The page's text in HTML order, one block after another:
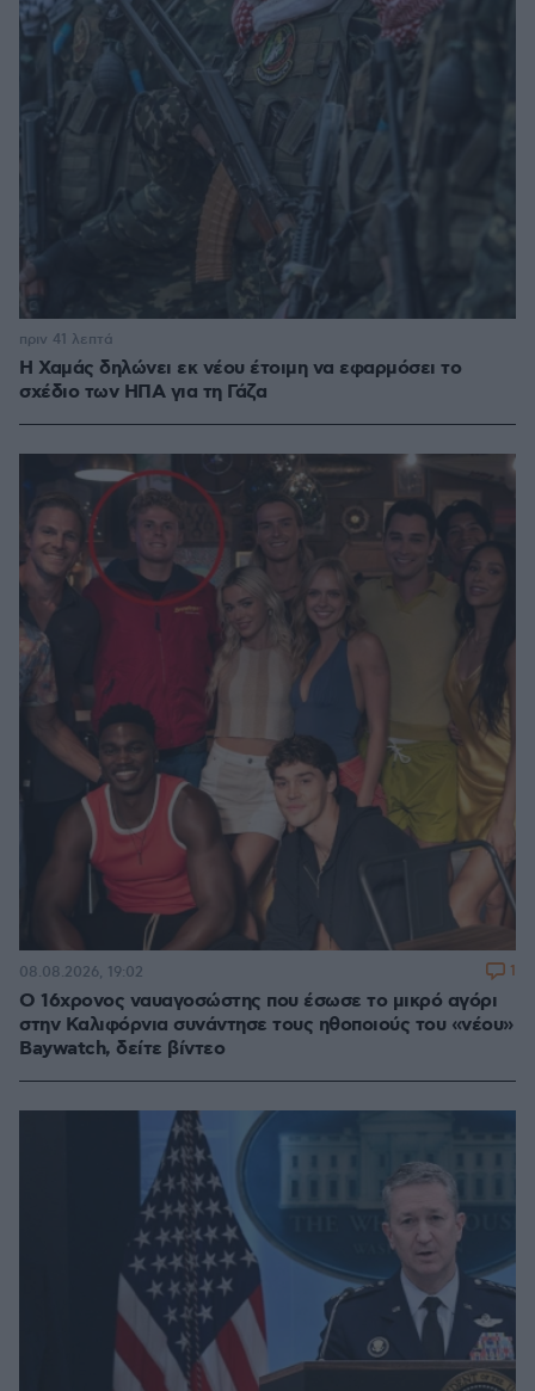
Η Χαμάς δηλώνει εκ νέου έτοιμη να εφαρμόσει το
σχέδιο των ΗΠΑ για τη Γάζα
πριν 41 λεπτά
Ο 16χρονος ναυαγοσώστης που έσωσε το μικρό αγόρι
στην Καλιφόρνια συνάντησε τους ηθοποιούς του «νέου»
Baywatch, δείτε βίντεο
08.08.2026, 19:02 1